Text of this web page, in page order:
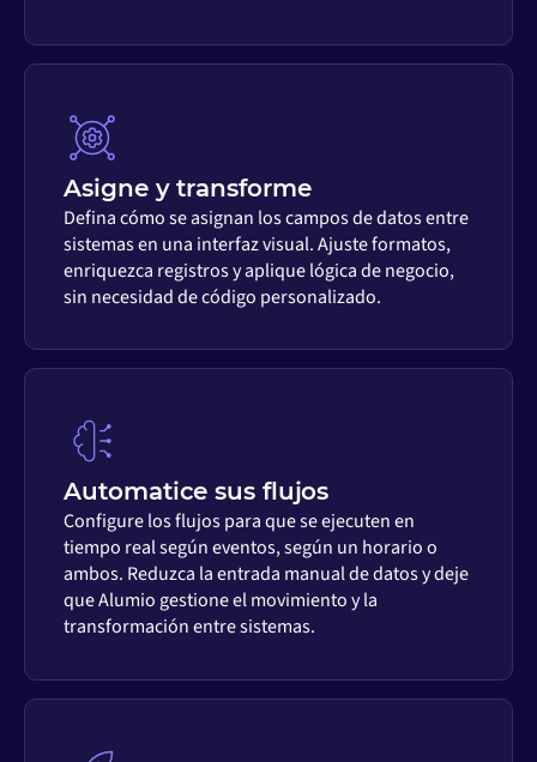
Asigne y transforme
Defina cómo se asignan los campos de datos entre
sistemas en una interfaz visual. Ajuste formatos,
enriquezca registros y aplique lógica de negocio,
sin necesidad de código personalizado.
Automatice sus flujos
Configure los flujos para que se ejecuten en
tiempo real según eventos, según un horario o
ambos. Reduzca la entrada manual de datos y deje
que Alumio gestione el movimiento y la
transformación entre sistemas.